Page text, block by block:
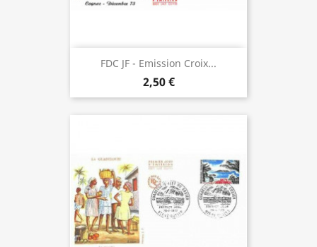
FDC JF - Emission Croix...
2,50 €